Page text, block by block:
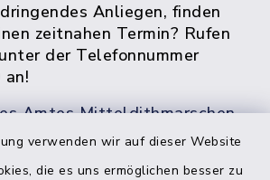
verwenden wir auf dieser Website
die es uns ermöglichen besser zu
Anliegen, finden
zeitnahen Termin? Rufen
der Telefonnummer
Amtes Mitteldithmarschen